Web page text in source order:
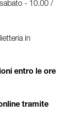
- 10.00 /
in
entro le ore
tramite